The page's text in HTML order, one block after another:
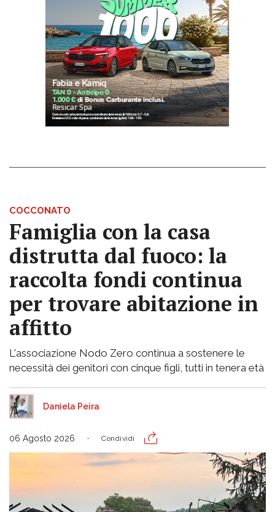
COCCONATO
Famiglia con la casa
distrutta dal fuoco: la
raccolta fondi continua
per trovare abitazione in
affitto
L'associazione Nodo Zero continua a sostenere le
necessità dei genitori con cinque figli, tutti in tenera età
Daniela Peira
06 Agosto 2026 Condividi